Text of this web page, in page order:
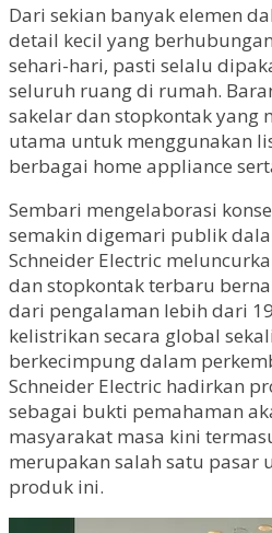
Dari sekian banyak elemen
detail kecil yang
sehari-hari, pasti selalu
seluruh ruang di rumah.
sakelar dan stopkontak yang
utama untuk menggunakan
berbagai home appliance
Sembari mengelaborasi
semakin digemari publik
Schneider Electric
dan stopkontak terbaru
dari pengalaman lebih dari
kelistrikan secara global
berkecimpung dalam
Schneider Electric hadirkan
sebagai bukti pemahaman
masyarakat masa kini
merupakan salah satu pasar
produk ini.